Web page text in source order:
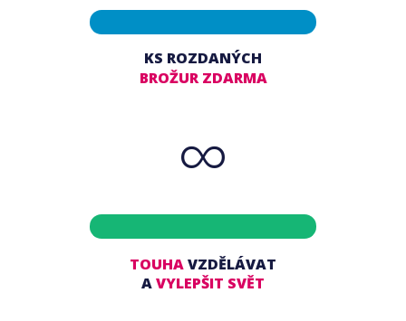
KS ROZDANÝCH
BROŽUR ZDARMA
∞
TOUHAVZDĚLÁVAT
AVYLEPŠIT SVĚT